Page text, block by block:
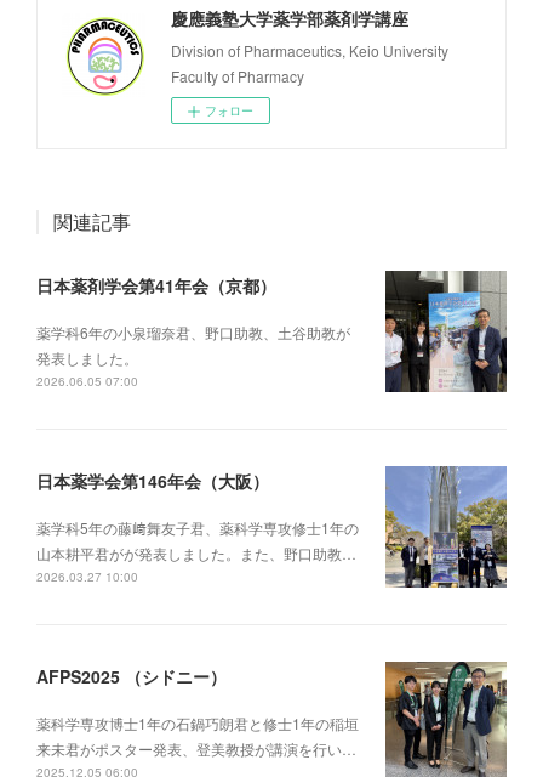
慶應義塾大学薬学部薬剤学講座
Division of Pharmaceutics, Keio University
Faculty of Pharmacy
フォロー
関連記事
日本薬剤学会第41年会（京都）
薬学科6年の小泉瑠奈君、野口助教、土谷助教が
発表しました。
2026.06.05 07:00
日本薬学会第146年会（大阪）
薬学科5年の藤﨑舞友子君、薬科学専攻修士1年の
山本耕平君がが発表しました。また、野口助教…
2026.03.27 10:00
AFPS2025 （シドニー）
薬科学専攻博士1年の石鍋巧朗君と修士1年の稲垣
来未君がポスター発表、登美教授が講演を行い…
2025.12.05 06:00